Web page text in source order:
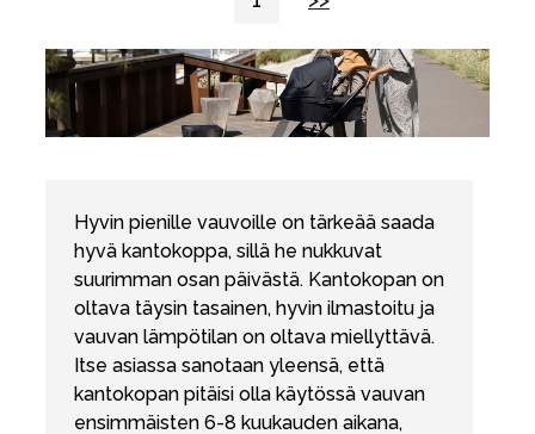
Hyvin pienille vauvoille on tärkeää saada
hyvä kantokoppa, sillä he nukkuvat
suurimman osan päivästä. Kantokopan on
oltava täysin tasainen, hyvin ilmastoitu ja
vauvan lämpötilan on oltava miellyttävä.
Itse asiassa sanotaan yleensä, että
kantokopan pitäisi olla käytössä vauvan
ensimmäisten 6-8 kuukauden aikana,